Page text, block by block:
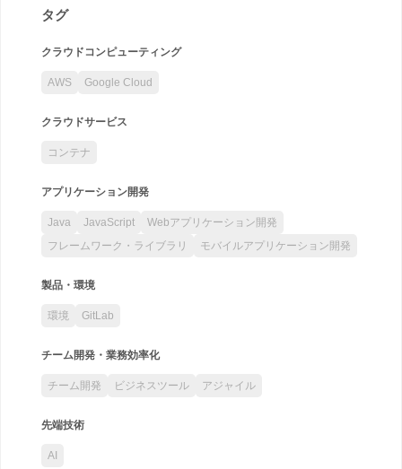
タグ
クラウドコンピューティング
AWS Google Cloud
クラウドサービス
コンテナ
アプリケーション開発
Java JavaScript
Webアプリケーション開発
フレームワーク・ライブラリ
モバイルアプリケーション開発
製品・環境
環境 GitLab
チーム開発・業務効率化
チーム開発 ビジネスツール アジャイル
先端技術
AI